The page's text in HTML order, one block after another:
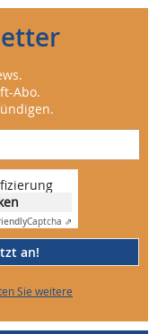
Abo.
Captcha ⇗
an!
Sie weitere